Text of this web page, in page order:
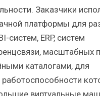
Заказчики
платформы для
систем, ERP, систем
масштабных
каталогами, для
работоспособности
виртуальные